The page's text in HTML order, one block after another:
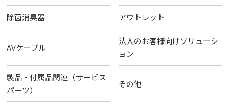
除菌消臭器 アウトレット
AVケーブル
法人のお客様向けソリューシ
ョン
製品・付属品関連（サービス
パーツ）
その他